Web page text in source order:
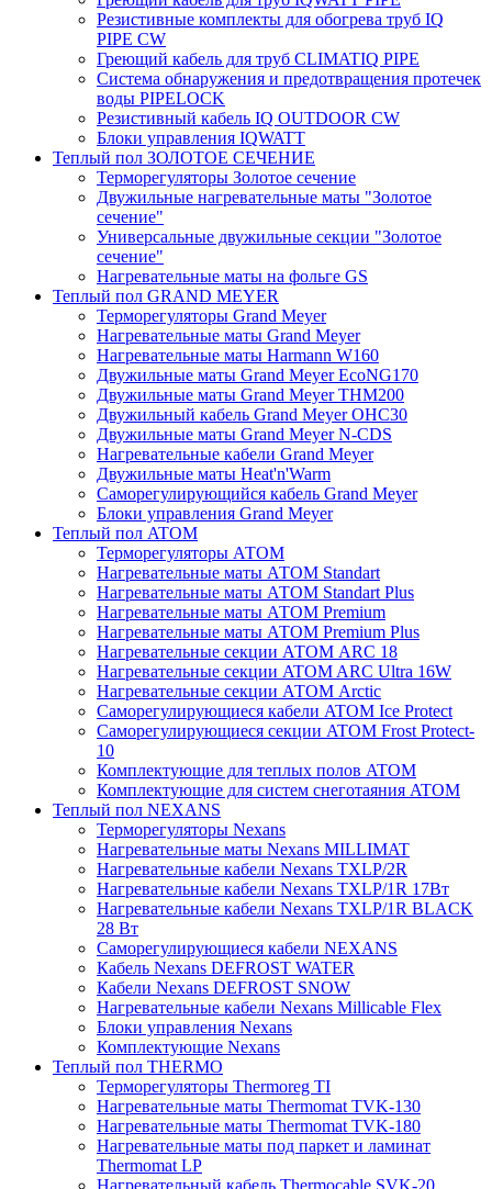
Резистивные комплекты для обогрева труб IQ
PIPE CW
Греющий кабель для труб CLIMATIQ PIPE
Система обнаружения и предотвращения протечек
воды PIPELOCK
Резистивный кабель IQ OUTDOOR CW
Блоки управления IQWATT
Теплый пол ЗОЛОТОЕ СЕЧЕНИЕ
Терморегуляторы Золотое сечение
Двужильные нагревательные маты "Золотое
сечение"
Универсальные двужильные секции "Золотое
сечение"
Нагревательные маты на фольге GS
Теплый пол GRAND MEYER
Терморегуляторы Grand Meyer
Нагревательные маты Grand Meyer
Нагревательные маты Harmann W160
Двужильные маты Grand Meyer EcoNG170
Двужильные маты Grand Meyer THM200
Двужильный кабель Grand Meyer OHC30
Двужильные маты Grand Meyer N-CDS
Нагревательные кабели Grand Meyer
Двужильные маты Heat'n'Warm
Саморегулирующийся кабель Grand Meyer
Блоки управления Grand Meyer
Теплый пол ATOM
Терморегуляторы АТОМ
Нагревательные маты АТОМ Standart
Нагревательные маты АТОМ Standart Plus
Нагревательные маты АТОМ Premium
Нагревательные маты АТОМ Premium Plus
Нагревательные секции АТОМ ARC 18
Нагревательные секции ATOM ARC Ultra 16W
Нагревательные секции АТОМ Arctic
Саморегулирующиеся кабели ATOM Ice Protect
Саморегулирующиеся секции ATOM Frost Protect-
10
Комплектующие для теплых полов ATOM
Комплектующие для систем снеготаяния ATOM
Теплый пол NEXANS
Терморегуляторы Nexans
Нагревательные маты Nexans MILLIMAT
Нагревательные кабели Nexans TXLP/2R
Нагревательные кабели Nexans TXLP/1R 17Вт
Нагревательные кабели Nexans TXLP/1R BLACK
28 Вт
Саморегулирующиеся кабели NEXANS
Кабель Nexans DEFROST WATER
Кабели Nexans DEFROST SNOW
Нагревательные кабели Nexans Millicable Flex
Блоки управления Nexans
Комплектующие Nexans
Теплый пол THERMO
Терморегуляторы Thermoreg TI
Нагревательные маты Thermomat TVK-130
Нагревательные маты Thermomat TVK-180
Нагревательные маты под паркет и ламинат
Thermomat LP
Нагревательный кабель Thermocable SVK-20